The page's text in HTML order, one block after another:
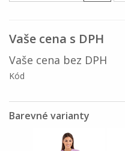
Vaše cena s DPH
Vaše cena bez DPH
Kód
Barevné varianty